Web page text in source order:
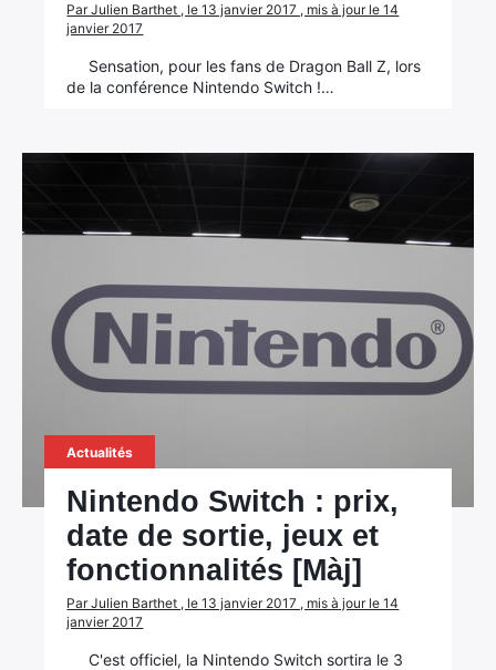
Par Julien Barthet , le 13 janvier 2017 , mis à jour le 14
janvier 2017
Sensation, pour les fans de Dragon Ball Z, lors
de la conférence Nintendo Switch !…
Actualités
Nintendo Switch : prix,
date de sortie, jeux et
fonctionnalités [Màj]
Par Julien Barthet , le 13 janvier 2017 , mis à jour le 14
janvier 2017
C'est officiel, la Nintendo Switch sortira le 3